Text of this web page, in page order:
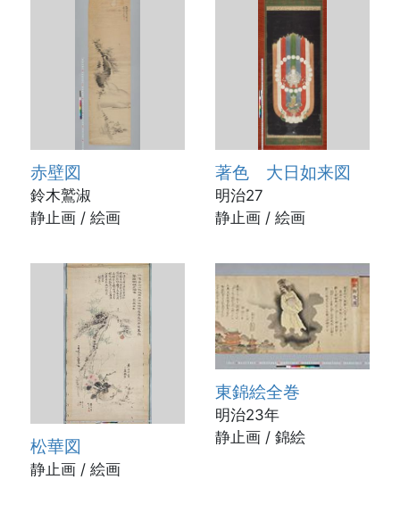
赤壁図
鈴木鷲淑
静止画 / 絵画
著色 大日如来図
明治27
静止画 / 絵画
松華図
静止画 / 絵画
東錦絵全巻
明治23年
静止画 / 錦絵